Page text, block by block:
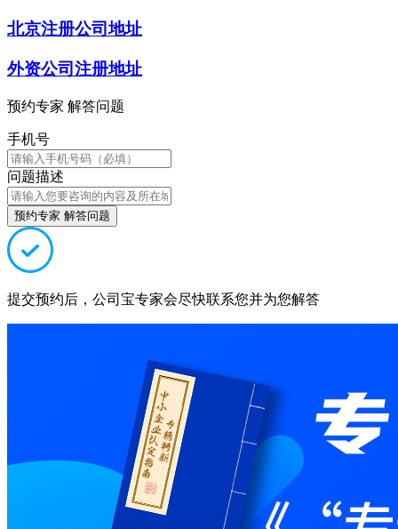
北京注册公司地址
外资公司注册地址
预约专家 解答问题
手机号
问题描述
预约专家 解答问题
提交预约后，公司宝专家会尽快联系您并为您解答